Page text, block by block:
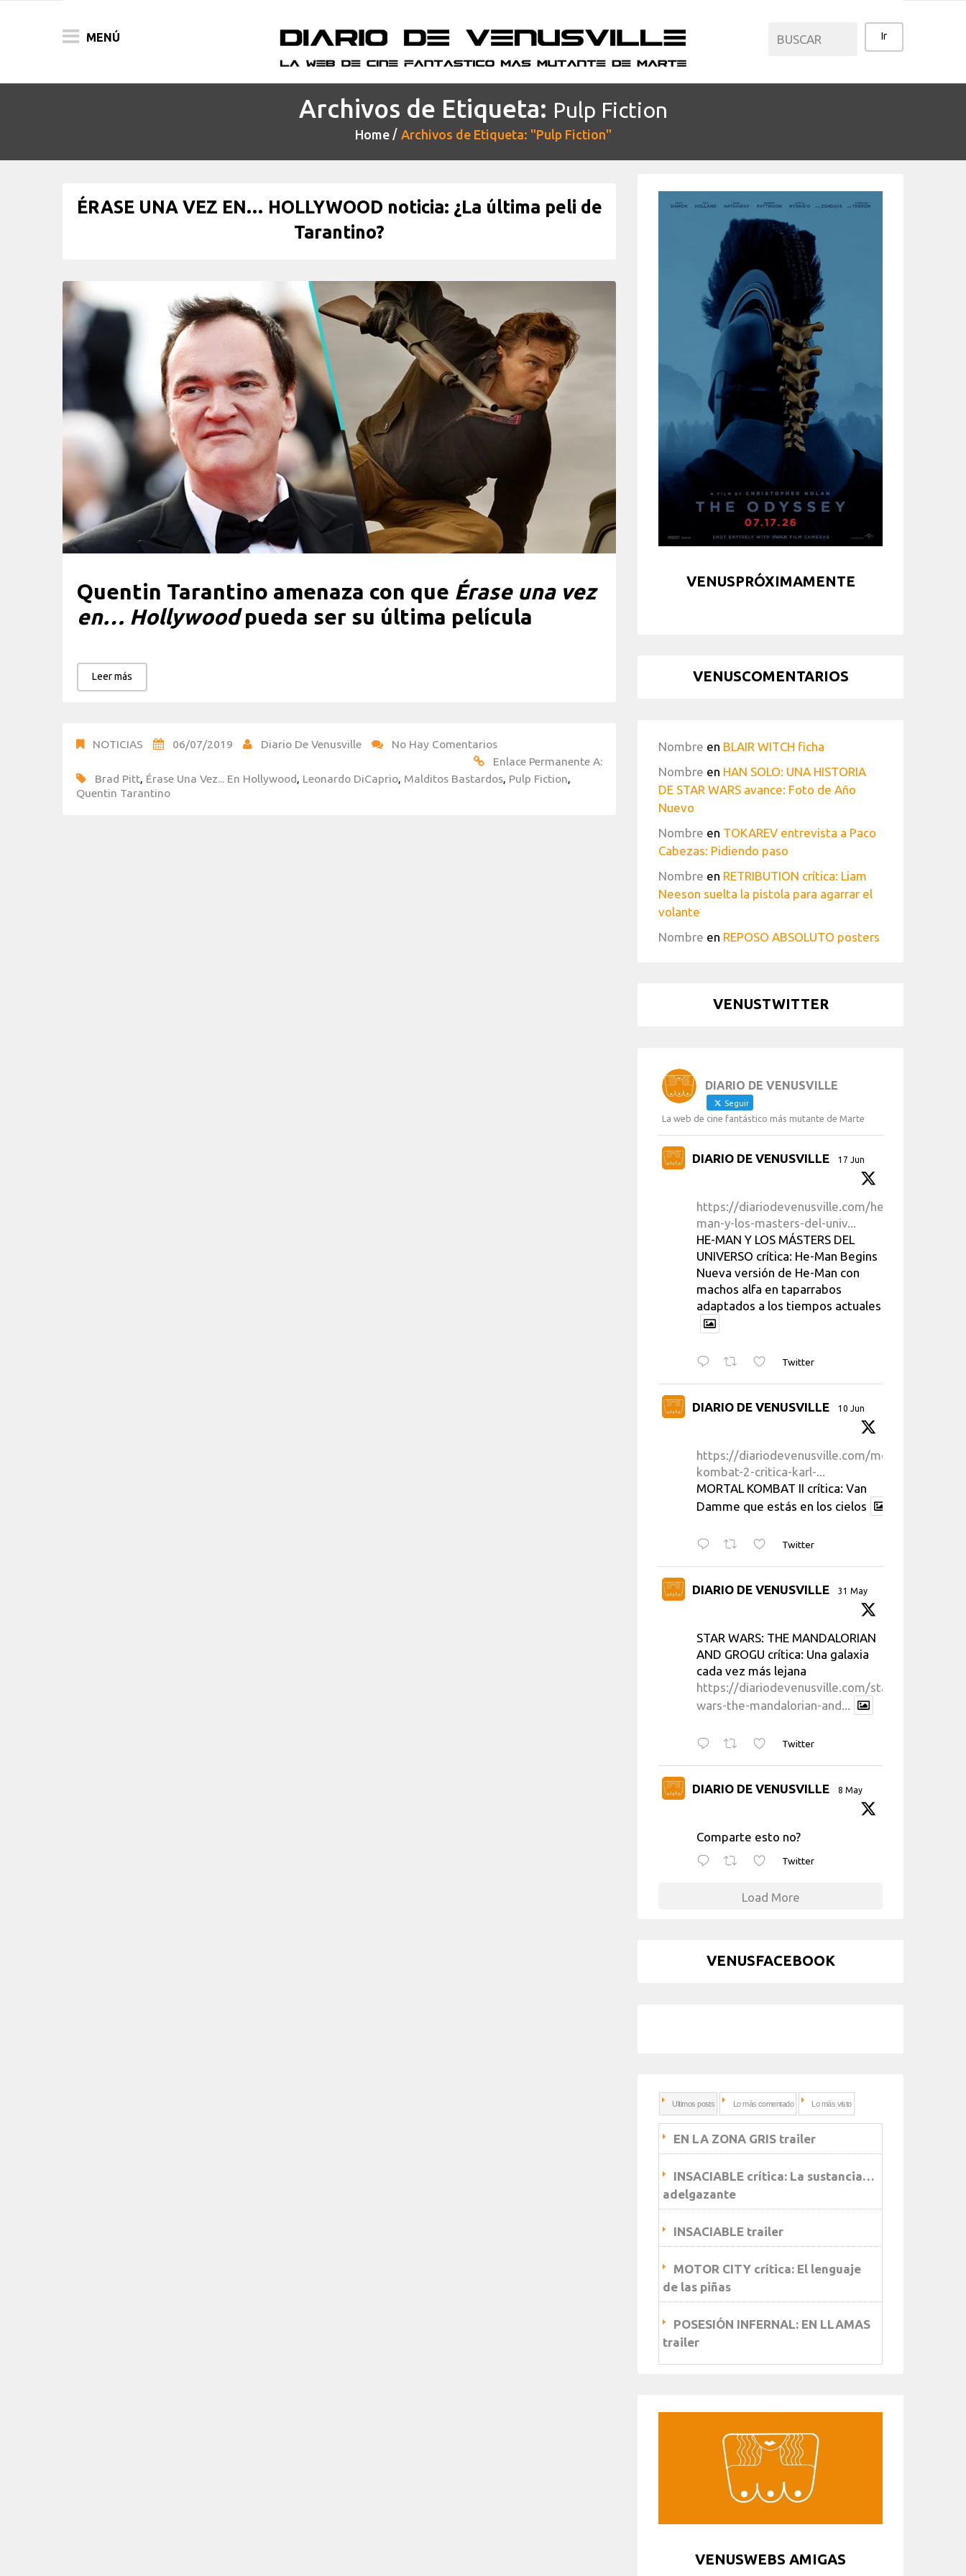
MENÚ
Archivos de Etiqueta: Pulp Fiction
Home Archivos de Etiqueta: "Pulp Fiction"
ÉRASE UNA VEZ EN… HOLLYWOOD noticia: ¿La última peli de
Tarantino?
Quentin Tarantino amenaza con que Érase una vez
en… Hollywoodpueda ser su última película
Leer más
NOTICIAS 06/07/2019 Diario De Venusville
No Hay Comentarios
Enlace Permanente A:
Brad Pitt, Érase Una Vez... En Hollywood, Leonardo DiCaprio, Malditos Bastardos, Pulp Fiction,
Quentin Tarantino
VENUSPRÓXIMAMENTE
VENUSCOMENTARIOS
Nombre en BLAIR WITCH ficha
Nombre en HAN SOLO: UNA HISTORIA
DE STAR WARS avance: Foto de Año
Nuevo
Nombre en TOKAREV entrevista a Paco
Cabezas: Pidiendo paso
Nombre en RETRIBUTION crítica: Liam
Neeson suelta la pistola para agarrar el
volante
Nombre en REPOSO ABSOLUTO posters
VENUSTWITTER
DIARIO DE VENUSVILLE
Seguir
La web de cine fantástico más mutante de Marte
DIARIO DE VENUSVILLE 17 Jun
https://diariodevenusville.com/he-
man-y-los-masters-del-univ...
HE-MAN Y LOS MÁSTERS DEL
UNIVERSO crítica: He-Man Begins
Nueva versión de He-Man con
machos alfa en taparrabos
adaptados a los tiempos actuales
Twitter
DIARIO DE VENUSVILLE 10 Jun
https://diariodevenusville.com/mortal-
kombat-2-critica-karl-...
MORTAL KOMBAT II crítica: Van
Damme que estás en los cielos
Twitter
DIARIO DE VENUSVILLE 31 May
STAR WARS: THE MANDALORIAN
AND GROGU crítica: Una galaxia
cada vez más lejana
https://diariodevenusville.com/star-
wars-the-mandalorian-and...
Twitter
DIARIO DE VENUSVILLE 8 May
Comparte esto no?
Twitter
Load More
VENUSFACEBOOK
Ultimos posts Lo más comentado Lo más visto
EN LA ZONA GRIS trailer
INSACIABLE crítica: La sustancia…
adelgazante
INSACIABLE trailer
MOTOR CITY crítica: El lenguaje
de las piñas
POSESIÓN INFERNAL: EN LLAMAS
trailer
VENUSWEBS AMIGAS
FESTIVALES